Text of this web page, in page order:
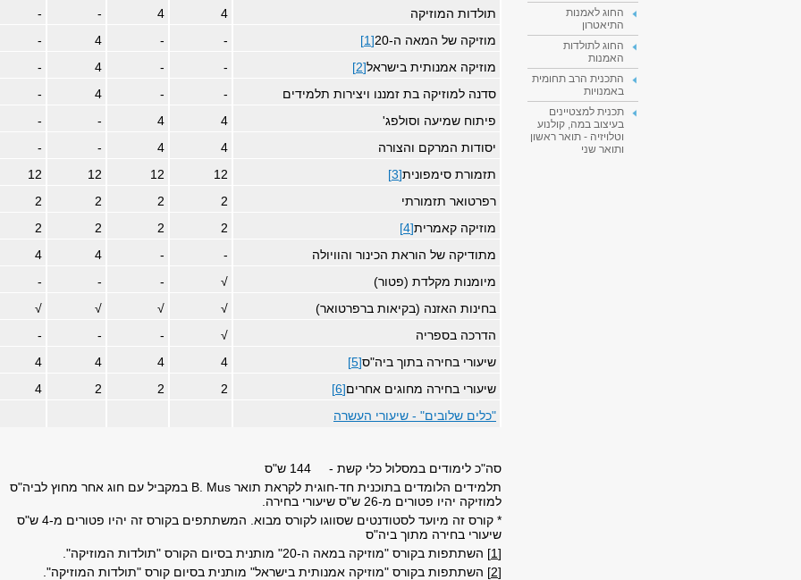
החוג לאמנות
התיאטרון
החוג לתולדות
האמנות
התכנית הרב תחומית
באמנויות
תכנית למצטיינים
בעיצוב במה, קולנוע
וטלויזיה - תואר ראשון
ותואר שני
תולדות המוזיקה
4
4
-
-
מוזיקה של המאה ה-20
[1]
-
-
4
-
מוזיקה אמנותית בישראל[2]
-
-
4
-
סדנה למוזיקה בת זמננו ויצירות תלמידים
-
-
4
-
פיתוח שמיעה וסולפג'
4
4
-
-
יסודות המרקם והצורה
4
4
-
-
תזמורת סימפונית[3]
12
12
12
12
רפרטואר תזמורתי
2
2
2
2
מוזיקה קאמרית[4]
2
2
2
2
מתודיקה של הוראת הכינור והוויולה
-
-
4
4
מיומנות מקלדת (פטור)
√
-
-
-
בחינות האזנה (בקיאות ברפרטואר)
√
√
√
√
הדרכה בספריה
√
-
-
-
שיעורי בחירה בתוך ביה"ס[5]
4
4
4
4
שיעורי בחירה מחוגים אחרים[6]
2
2
2
4
"כלים שלובים" - שיעורי העשרה
סה"כ לימודים במסלול כלי קשת - 144 ש"ס
תלמידים הלומדים בתוכנית חד-חוגית לקראת תואר B. Mus במקביל עם חוג אחר מחוץ לביה"ס
למוזיקה יהיו פטורים מ-26 ש"ס שיעורי בחירה.
* קורס זה מיועד לסטודנטים שסווגו לקורס מבוא. המשתתפים בקורס זה יהיו פטורים מ-4 ש"ס
שיעורי בחירה מתוך ביה"ס
[1]
השתתפות בקורס "מוזיקה במאה ה-20" מותנית בסיום הקורס "תולדות המוזיקה".
[2]
השתתפות בקורס "מוזיקה אמנותית בישראל" מותנית בסיום קורס "תולדות המוזיקה".